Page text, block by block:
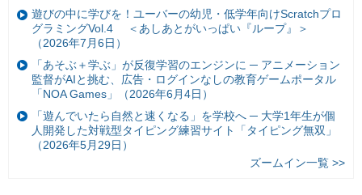
遊びの中に学びを！ユーバーの幼児・低学年向けScratchプロ
グラミングVol.4 ＜あしあとがいっぱい『ループ』＞
（2026年7月6日）
「あそぶ＋学ぶ」が反復学習のエンジンに ─ アニメーション
監督がAIと挑む、広告・ログインなしの教育ゲームポータル
「NOA Games」（2026年6月4日）
「遊んでいたら自然と速くなる」を学校へ ─ 大学1年生が個
人開発した対戦型タイピング練習サイト「タイピング無双」
（2026年5月29日）
ズームイン一覧 >>